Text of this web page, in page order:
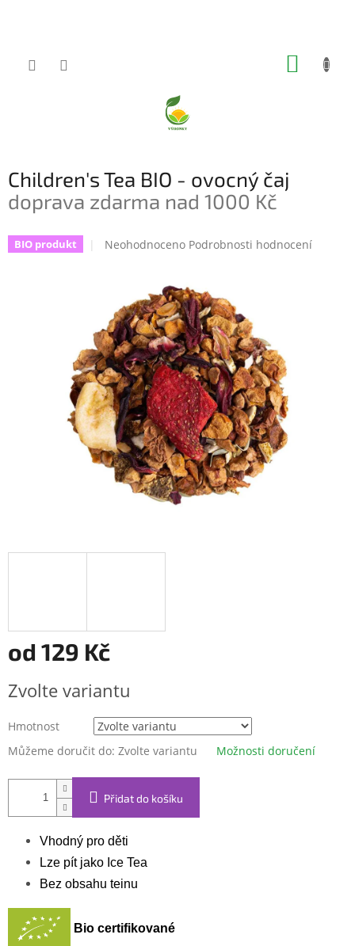
Children's Tea BIO - ovocný čaj
doprava zdarma nad 1000 Kč
BIO produkt
Průměrné
z
5
hvězdiček.
Neohodnoceno Podrobnosti hodnocení
od 129 Kč
cena:
Zvolte variantu
Hmotnost
Můžeme doručit do: Zvolte variantu Možnosti doručení
Přidat do košíku
Vhodný pro děti
Lze pít jako Ice Tea
Bez obsahu teinu
Bio certifikované